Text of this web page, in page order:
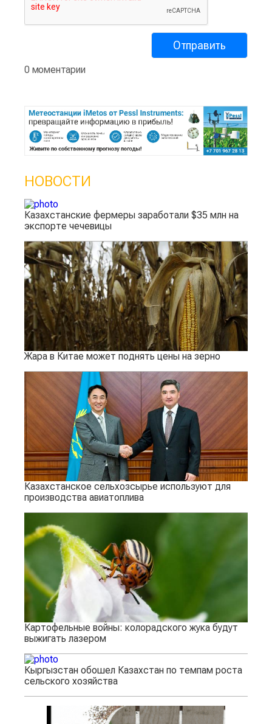
0 моментарии
НОВОСТИ
Казахстанские фермеры заработали $35 млн на
экспорте чечевицы
Жара в Китае может поднять цены на зерно
Казахстанское сельхозсырье используют для
производства авиатоплива
Картофельные войны: колорадского жука будут
выжигать лазером
Кыргызстан обошел Казахстан по темпам роста
сельского хозяйства